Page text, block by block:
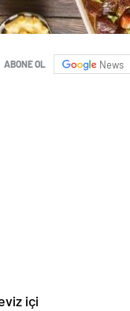
ABONE OL News
içi